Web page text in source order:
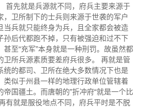
首先就是兵源就不同，府兵主要来源于
，卫所制下的士兵则来源于世袭的军户
当兵就只能终身为兵，且全家都会被造
孙后代都跑不掉，只有被强迫和过不下
至“充军”本身就是一种刑罚。故虽然都
卫所兵源素质要差府兵很多。 再就是管
统的都司、卫所在绝大多数情况下也是
似于州县一样的地理行政单位管辖着
国疆土。而唐朝的”折冲府“就是一个比
有就是服役地点不同，府兵平时是不脱